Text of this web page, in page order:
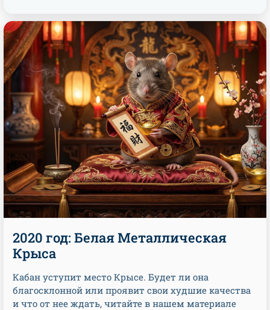
2020 год: Белая Металлическая
Крыса
Кабан уступит место Крысе. Будет ли она
благосклонной или проявит свои худшие качества
и что от нее ждать, читайте в нашем материале